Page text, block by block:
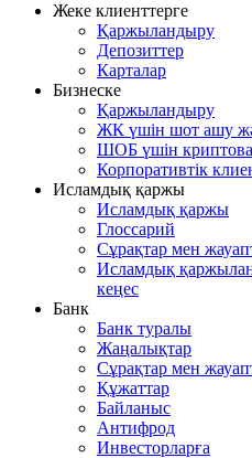
Жеке клиенттерге
Қаржыландыру
Депозиттер
Карталар
Бизнеске
Қаржыландыру
ЖК үшін шот ашу
ШОБ үшін
Корпоративтік
Исламдық қаржы
Исламдық қаржы
Глоссарий
Сұрақтар мен
Исламдық
кеңес
Банк
Банк туралы
Жаңалықтар
Сұрақтар мен
Құжаттар
Байланыс
Антифрод
Инвесторларға